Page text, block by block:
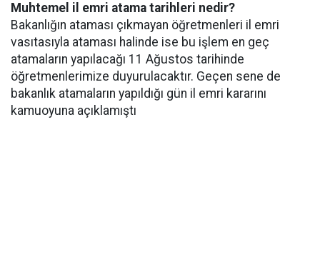
Muhtemel il emri atama tarihleri nedir?
Bakanlığın ataması çıkmayan öğretmenleri il emri
vasıtasıyla ataması halinde ise bu işlem en geç
atamaların yapılacağı 11 Ağustos tarihinde
öğretmenlerimize duyurulacaktır. Geçen sene de
bakanlık atamaların yapıldığı gün il emri kararını
kamuoyuna açıklamıştı